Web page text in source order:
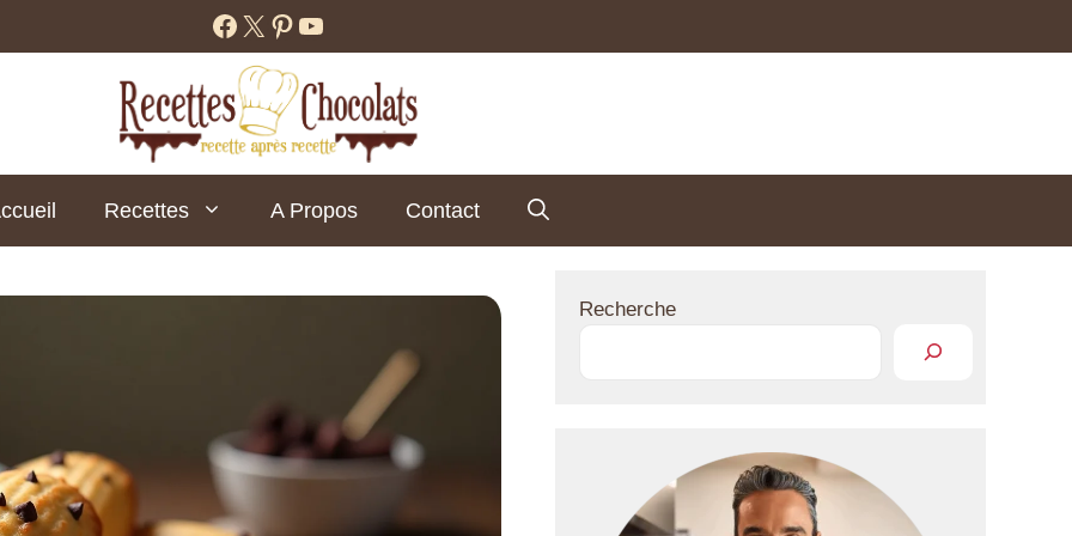
Facebook
X Pinterest
YouTube
Recettes A Propos Contact
Recherche